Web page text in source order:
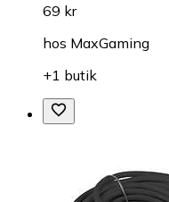
69 kr
hos MaxGaming
+1 butik